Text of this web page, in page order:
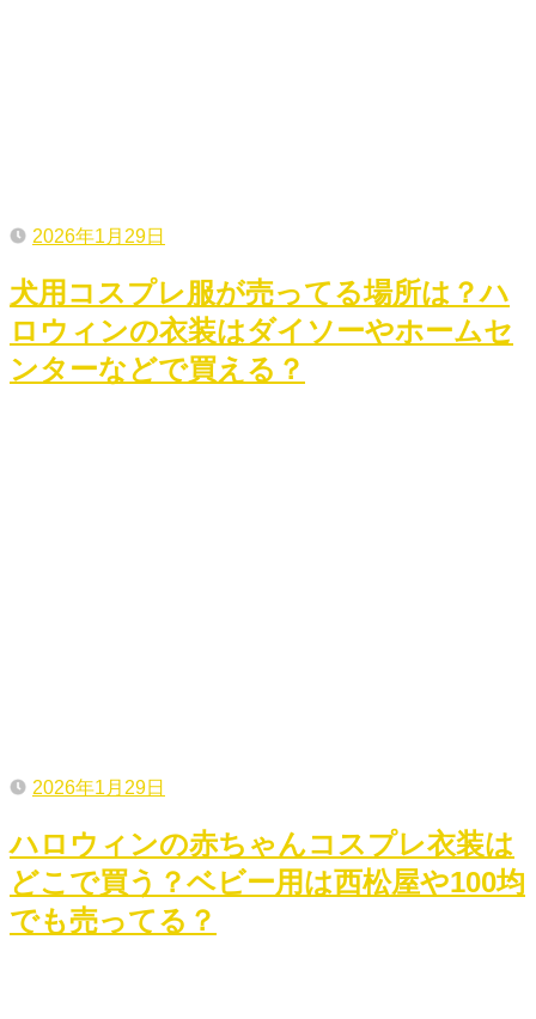
2026年1月29日
犬用コスプレ服が売ってる場所は？ハ
ロウィンの衣装はダイソーやホームセ
ンターなどで買える？
2026年1月29日
ハロウィンの赤ちゃんコスプレ衣装は
どこで買う？ベビー用は西松屋や100均
でも売ってる？